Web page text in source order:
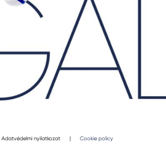
Adatvédelmi nyilatkozat Cookie policy